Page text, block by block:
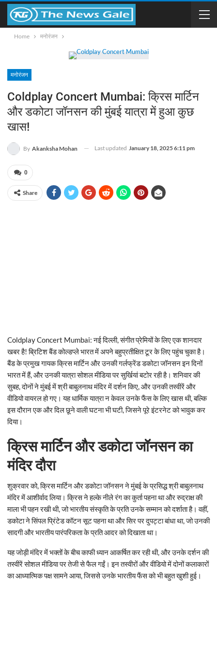
Home मनोरंजन
मनोरंजन
Coldplay Concert Mumbai: क्रिस मार्टिन
और डकोटा जॉनसन की मुंबई यात्रा में हुआ कुछ
खास!
By Akanksha Mohan Last updated January 18, 2025 6:11 pm
0
Share
Coldplay Concert Mumbai: नई दिल्ली, संगीत प्रेमियों के लिए एक शानदार
खबर है! ब्रिटिश बैंड कोल्डप्ले भारत में अपने बहुप्रतीक्षित टूर के लिए पहुंच चुका है।
बैंड के प्रमुख गायक क्रिस मार्टिन और उनकी गर्लफ्रेंड डकोटा जॉनसन इन दिनों
भारत में हैं, और उनकी यात्रा सोशल मीडिया पर सुर्खियां बटोर रही है। शनिवार की
सुबह, दोनों ने मुंबई में श्री बाबुलनाथ मंदिर में दर्शन किए, और उनकी तस्वीरें और
वीडियो वायरल हो गए। यह धार्मिक यात्रा न केवल उनके फैंस के लिए खास थी, बल्कि
इस दौरान एक और दिल छूने वाली घटना भी घटी, जिसने पूरे इंटरनेट को भावुक कर
दिया।
क्रिस मार्टिन और डकोटा जॉनसन का
मंदिर दौरा
शुक्रवार को, क्रिस मार्टिन और डकोटा जॉनसन ने मुंबई के प्रसिद्ध श्री बाबुलनाथ
मंदिर में आशीर्वाद लिया। क्रिस ने हल्के नीले रंग का कुर्ता पहना था और रुद्राक्ष की
माला भी पहन रखी थी, जो भारतीय संस्कृति के प्रति उनके सम्मान को दर्शाता है। वहीं,
डकोटा ने सिंपल प्रिंटेड कॉटन सूट पहना था और सिर पर दुपट्टा बांधा था, जो उनकी
सादगी और भारतीय पारंपरिकता के प्रति आदर को दिखाता था।
यह जोड़ी मंदिर में भक्तों के बीच काफी ध्यान आकर्षित कर रही थी, और उनके दर्शन की
तस्वीरें सोशल मीडिया पर तेजी से फैल गईं। इन तस्वीरों और वीडियो में दोनों कलाकारों
का आध्यात्मिक पक्ष सामने आया, जिससे उनके भारतीय फैंस को भी बहुत खुशी हुई।